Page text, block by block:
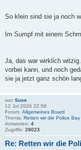
So klein sind sie ja noch
Im Sumpf mit einem
Ja, das war wirklich
vorbei kann, und noch
sie ja jetzt ganz schön
von Suse
12 Jul 2026 22:58
Forum: Allgemeines Board
Thema: Retten wir die Police Bay
Antworten: 4
Zugriffe: 29023
Re: Retten wir die